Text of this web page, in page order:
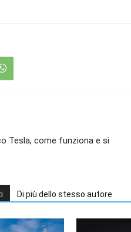
Tesla, come funziona e si
Di più dello stesso autore